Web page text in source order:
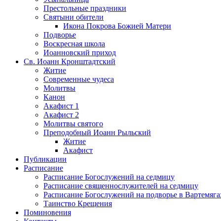
Престольные праздники
Святыни обители
Икона Покрова Божией Матери
Подворье
Воскресная школа
Иоанновский приход
Св. Иоанн Кронштадтский
Житие
Современные чудеса
Молитвы
Канон
Акафист 1
Акафист 2
Молитвы святого
Преподобный Иоанн Рыльский
Житие
Акафист
Публикации
Расписание
Расписание Богослужений на седмицу
Расписание священнослужителей на седмицу
Расписание Богослужений на подворье в
Таинство Крещения
Поминовения